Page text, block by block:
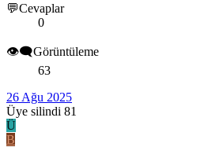
💬Cevaplar
0
👁️‍🗨️Görüntüleme
63
26 Ağu 2025
Üye silindi 81
Ü
B